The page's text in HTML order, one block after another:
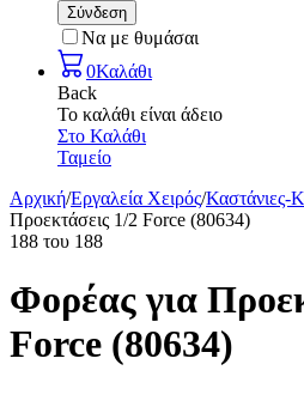
Σύνδεση
Να με θυμάσαι
0Καλάθι
Back
Το καλάθι είναι άδειο
Στο Καλάθι
Ταμείο
Αρχική/Εργαλεία Χειρός/Καστάνιες-
Προεκτάσεις 1/2 Force (80634)
188 του 188
Φορέας για
Force (80634)